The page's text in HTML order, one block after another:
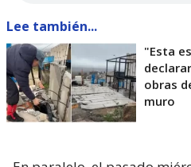
Lee también...
"Esta
obras
muro